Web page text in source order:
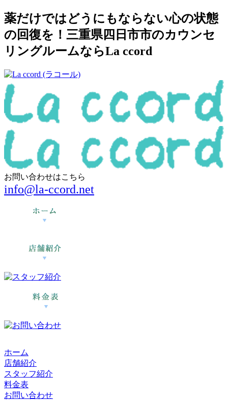
薬だけではどうにもならない心の状態
の回復を！三重県四日市市のカウンセ
リングルームならLa ccord
お問い合わせはこちら
info@la-ccord.net
ホーム
店舗紹介
スタッフ紹介
料金表
お問い合わせ